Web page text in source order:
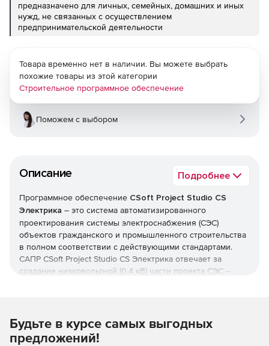
предназначено для личных, семейных, домашних и иных
нужд, не связанных с осуществлением
предпринимательской деятельности
Описание Подробнее
Программное обеспечение CSoft Project Studio CS
Электрика – это система автоматизированного
проектирования системы электроснабжения (СЭС)
объектов гражданского и промышленного строительства
в полном соответствии с действующими стандартами.
САПР CSoft Project Studio CS Электрика отвечает за
создание низковольтной (0,4 кВ) части проекта СЭС –
комплекс CSoft Project Studio CS Электрика разработан на
основе положений действующей нормативно-
Товара временно нет в наличии. Вы можете выбрать
похожие товары из этой категории
Строительное программное обеспечение
Поможем с выбором
Будьте в курсе самых выгодных
предложений!